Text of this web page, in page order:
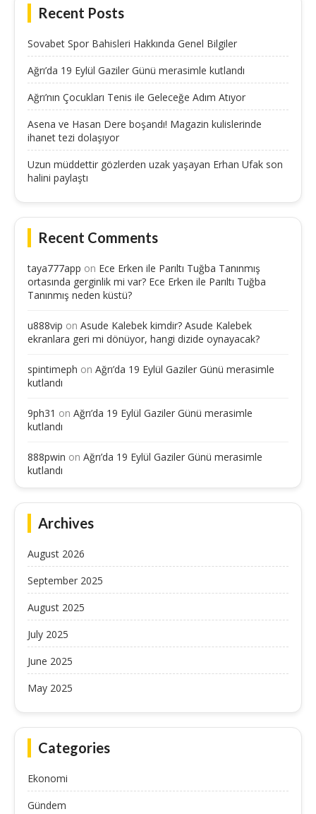
Recent Posts
Sovabet Spor Bahisleri Hakkında Genel Bilgiler
Ağrı’da 19 Eylül Gaziler Günü merasimle kutlandı
Ağrı’nın Çocukları Tenis ile Geleceğe Adım Atıyor
Asena ve Hasan Dere boşandı! Magazin kulislerinde
ihanet tezi dolaşıyor
Uzun müddettir gözlerden uzak yaşayan Erhan Ufak son
halini paylaştı
Recent Comments
taya777app on Ece Erken ile Parıltı Tuğba Tanınmış
ortasında gerginlik mi var? Ece Erken ile Parıltı Tuğba
Tanınmış neden küstü?
u888vip on Asude Kalebek kimdir? Asude Kalebek
ekranlara geri mi dönüyor, hangi dizide oynayacak?
spintimeph on Ağrı’da 19 Eylül Gaziler Günü merasimle
kutlandı
9ph31 on Ağrı’da 19 Eylül Gaziler Günü merasimle
kutlandı
888pwin on Ağrı’da 19 Eylül Gaziler Günü merasimle
kutlandı
Archives
August 2026
September 2025
August 2025
July 2025
June 2025
May 2025
Categories
Ekonomi
Gündem